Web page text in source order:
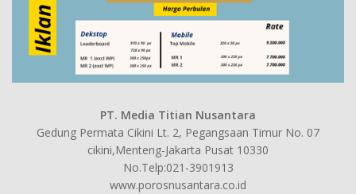
PT. Media Titian Nusantara
Gedung Permata Cikini Lt. 2, Pegangsaan Timur No. 07
cikini,Menteng-Jakarta Pusat 10330
No.Telp:021-3901913
www.porosnusantara.co.id